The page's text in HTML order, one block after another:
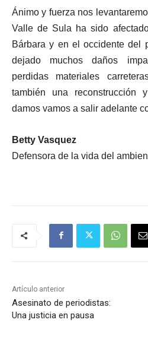
Ánimo y fuerza nos
Valle de Sula ha sido
Bárbara y en el occidente del
dejado muchos daños
perdidas materiales
también una reconstrucción
damos vamos a salir adelante
Betty Vasquez
Defensora de la vida del
Artículo anterior
Asesinato de periodistas:
Una justicia en pausa